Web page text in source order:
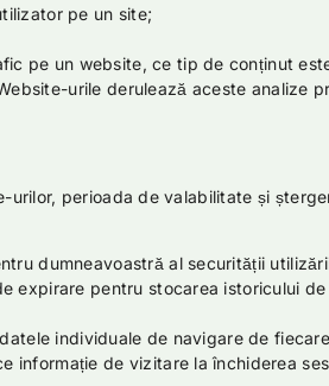
pe un site;
pe un website, ce tip de conținut
urile derulează aceste analize
perioada de valabilitate și
dumneavoastră al securității
expirare pentru stocarea istoricului
individuale de navigare de
informație de vizitare la închiderea